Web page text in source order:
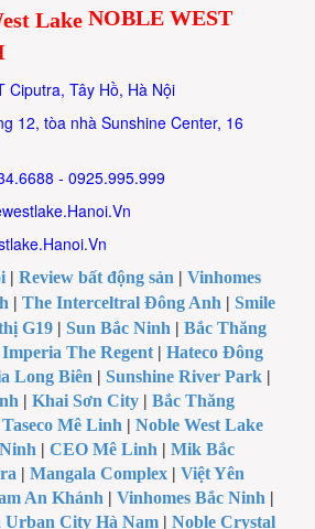
NOBLE WEST
Tây Hồ, Hà Nội
12, tòa nhà Sunshine Center, 16
- 0925.995.999
|Review bất động sản |Vinhomes
|The Interceltral Đông Anh |Smile
G19 |Sun Bắc Ninh |Bắc Thăng
Imperia The Regent |Hateco Đông
Long Biên |Sunshine River Park |
|Khai Sơn City |Bắc Thăng
Taseco Mê Linh |Noble West Lake
|CEO Mê Linh |Mik Bắc
|Mangala Complex |Việt Yên
An Khánh |Vinhomes Bắc Ninh |
Urban City Hà Nam | Noble Crystal